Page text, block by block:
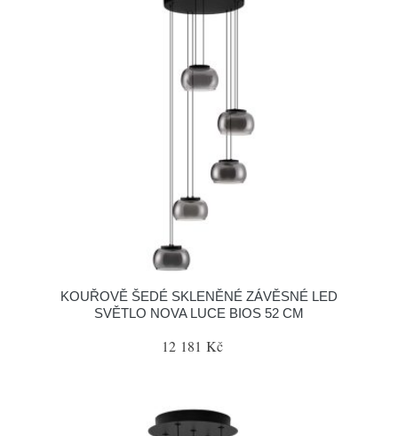
KOUŘOVĚ ŠEDÉ SKLENĚNÉ ZÁVĚSNÉ LED
SVĚTLO NOVA LUCE BIOS 52 CM
12 181 Kč